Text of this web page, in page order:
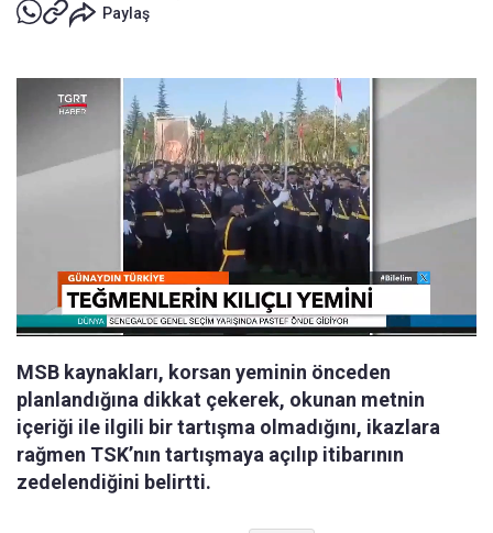
Paylaş
MSB kaynakları, korsan yeminin önceden
planlandığına dikkat çekerek, okunan metnin
içeriği ile ilgili bir tartışma olmadığını, ikazlara
rağmen TSK’nın tartışmaya açılıp itibarının
zedelendiğini belirtti.